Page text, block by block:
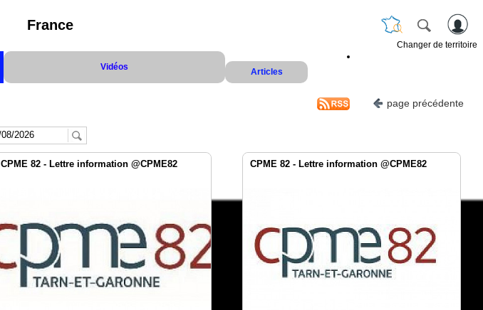
France
Changer de territoire
Vidéos Articles
page précédente
CPME 82 - Lettre information @CPME82 CPME 82 - Lettre information @CPME82